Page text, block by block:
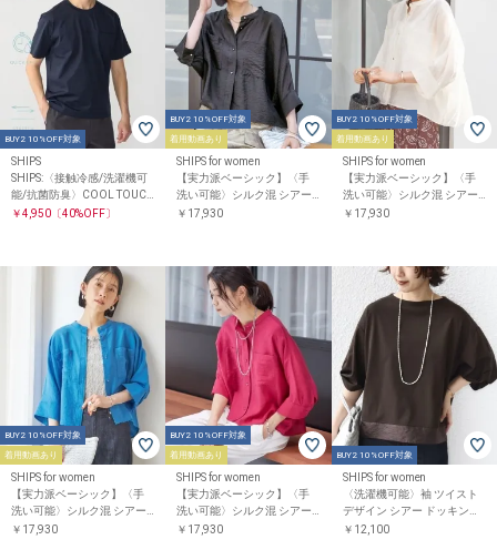
BUY2 10%OFF対象
SHIPS
SHIPS:〈接触冷感/洗濯機可
能/抗菌防臭〉COOL TOUC
H サマー Tシャツ
￥4,950〔40%OFF〕
BUY2 10%OFF対象
着用動画あり
SHIPS for women
【実力派ベーシック】〈手
洗い可能〉シルク混 シアー
羽織 シャツ
￥17,930
BUY2 10%OFF対象
着用動画あり
SHIPS for women
【実力派ベーシック】〈手
洗い可能〉シルク混 シアー
羽織 シャツ
￥17,930
BUY2 10%OFF対象
着用動画あり
SHIPS for women
【実力派ベーシック】〈手
洗い可能〉シルク混 シアー
羽織 シャツ
￥17,930
BUY2 10%OFF対象
着用動画あり
SHIPS for women
【実力派ベーシック】〈手
洗い可能〉シルク混 シアー
羽織 シャツ
￥17,930
BUY2 10%OFF対象
SHIPS for women
〈洗濯機可能〉袖 ツイスト
デザイン シアー ドッキング
TEE
￥12,100